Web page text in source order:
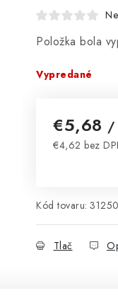
Položka bola
Vypredané
€5,68 /
€4,62 bez
Kód tovaru:
Tlač